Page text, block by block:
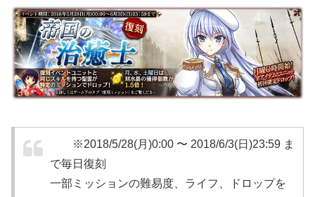
※2018/5/28(月)0:00 〜 2018/6/3(日)23:59 ま
で毎日復刻
一部ミッションの難易度、ライフ、ドロップを